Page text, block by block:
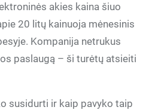
akies kaina šiuo
20 litų kainuoja mėnesinis
Kompanija netrukus
paslaugą – ši turėtų atsieiti
susidurti ir kaip pavyko taip